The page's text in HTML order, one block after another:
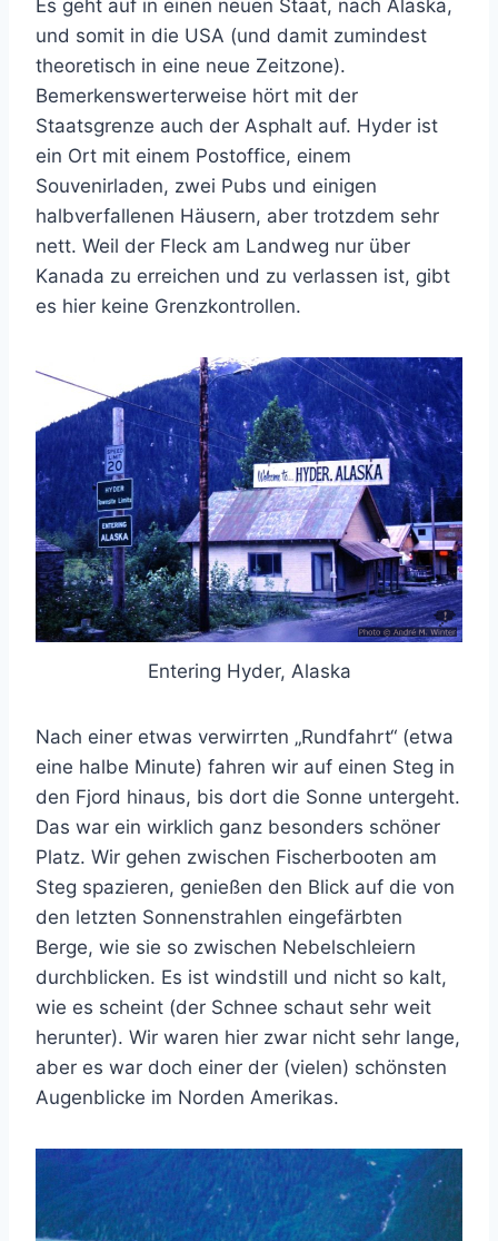
Es geht auf in einen neuen Staat, nach Alaska,
und somit in die USA (und damit zumindest
theoretisch in eine neue Zeitzone).
Bemerkenswerterweise hört mit der
Staatsgrenze auch der Asphalt auf. Hyder ist
ein Ort mit einem Postoffice, einem
Souvenirladen, zwei Pubs und einigen
halbverfallenen Häusern, aber trotzdem sehr
nett. Weil der Fleck am Landweg nur über
Kanada zu erreichen und zu verlassen ist, gibt
es hier keine Grenzkontrollen.
Entering Hyder, Alaska
Nach einer etwas verwirrten „Rundfahrt“ (etwa
eine halbe Minute) fahren wir auf einen Steg in
den Fjord hinaus, bis dort die Sonne untergeht.
Das war ein wirklich ganz besonders schöner
Platz. Wir gehen zwischen Fischerbooten am
Steg spazieren, genießen den Blick auf die von
den letzten Sonnenstrahlen eingefärbten
Berge, wie sie so zwischen Nebelschleiern
durchblicken. Es ist windstill und nicht so kalt,
wie es scheint (der Schnee schaut sehr weit
herunter). Wir waren hier zwar nicht sehr lange,
aber es war doch einer der (vielen) schönsten
Augenblicke im Norden Amerikas.